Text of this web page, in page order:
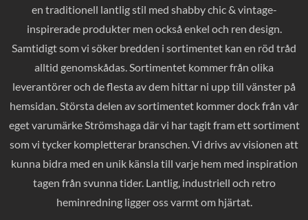
en traditionell lantlig stil med shabby chic & vintage-
inspirerade produkter men också enkel och ren design.
Samtidigt som vi söker bredden i sortimentet kan en röd tråd
alltid genomskådas. Sortimentet kommer från olika
leverantörer och de flesta av dem hittar ni upp till vänster på
hemsidan. Största delen av sortimentet kommer dock från vår
eget varumärke Strömshaga där vi har tagit fram ett sortiment
som vi tycker kompletterar branschen. Vi drivs av visionen att
kunna bidra med en unik känsla till varje hem med inspiration
tagen från svunna tider. Lantlig, industriell och retro
heminredning ligger oss varmt om hjärtat.